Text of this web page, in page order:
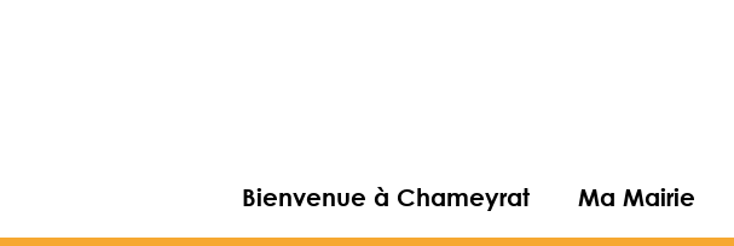
Bienvenue à Chameyrat Ma Mairie